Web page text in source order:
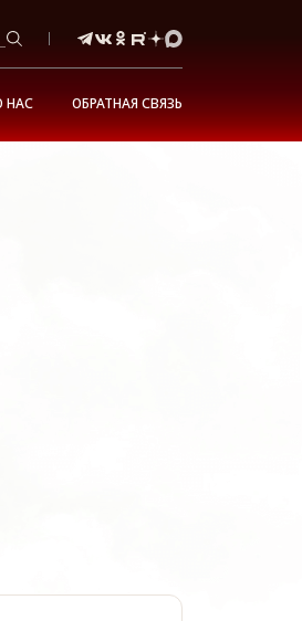
НАС ОБРАТНАЯ СВЯЗЬ